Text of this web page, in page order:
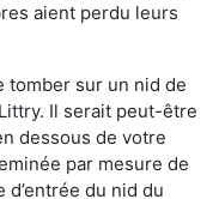
aient perdu leurs
tomber sur un nid de
Il serait peut-être
dessous de votre
par mesure de
d’entrée du nid du